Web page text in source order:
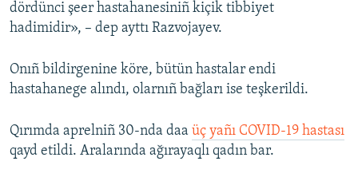
dördünci şeer hastahanesiniñ kiçik tibbiyet
hadimidir», – dep ayttı Razvojayev.
Onıñ bildirgenine köre, bütün hastalar endi
hastahanege alındı, olarnıñ bağları ise teşkerildi.
Qırımda aprelniñ 30-nda daa üç yañı COVID-19 hastası
qayd etildi. Aralarında ağırayaqlı qadın bar.